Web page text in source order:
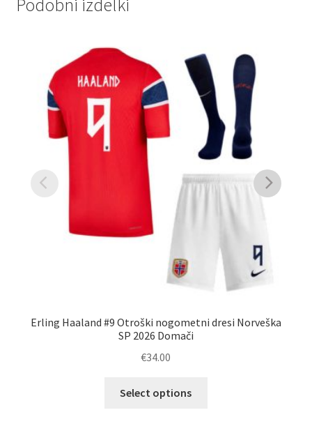
Podobni izdelki
Erling Haaland #9 Otroški nogometni dresi Norveška
SP 2026 Domači
€34.00
Select options